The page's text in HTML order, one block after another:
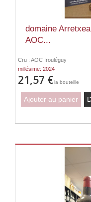
domaine
AOC...
Cru : AOC Irouléguy
millésime: 2024
21,57 €la bouteille
Ajouter au panier